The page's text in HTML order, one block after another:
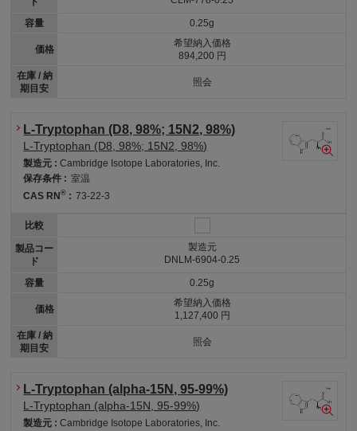
容量
価格
在庫 / 納
期目安
0.25g
希望納入価格
894,200 円
照会
L-Tryptophan (D8, 98%; 15N2, 98%)
L-Tryptophan (D8, 98%; 15N2, 98%)
製造元 :Cambridge Isotope Laboratories, Inc.
保存条件 : 室温
CAS RN® : 73-22-3
比較
製品コー
ド
容量
価格
在庫 / 納
期目安
製造元
DNLM-6904-0.25
0.25g
希望納入価格
1,127,400 円
照会
L-Tryptophan (alpha-15N, 95-99%)
L-Tryptophan (alpha-15N, 95-99%)
製造元 :Cambridge Isotope Laboratories, Inc.